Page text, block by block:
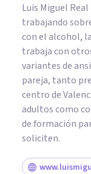
Luis Miguel
trabajando
con el alcohol,
trabaja con
variantes de
pareja, tanto
centro de
adultos como
de formación
soliciten.